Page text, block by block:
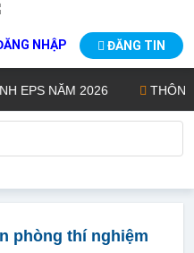
NHẬP ĐĂNG TIN
NĂM 2026 THÔNG
phòng thí nghiệm